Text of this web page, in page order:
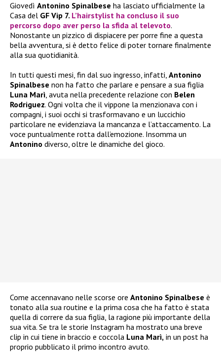
Giovedì Antonino Spinalbese ha lasciato ufficialmente la
Casa del GF Vip 7. L’hairstylist ha concluso il suo
percorso dopo aver perso la sfida al televoto.
Nonostante un pizzico di dispiacere per porre fine a questa
bella avventura, si è detto felice di poter tornare finalmente
alla sua quotidianità.
In tutti questi mesi, fin dal suo ingresso, infatti, Antonino
Spinalbese non ha fatto che parlare e pensare a sua figlia
Luna Marì, avuta nella precedente relazione con Belen
Rodriguez. Ogni volta che il vippone la menzionava con i
compagni, i suoi occhi si trasformavano e un luccichio
particolare ne evidenziava la mancanza e l’attaccamento. La
voce puntualmente rotta dall’emozione. Insomma un
Antonino diverso, oltre le dinamiche del gioco.
Come accennavano nelle scorse ore Antonino Spinalbese è
tonato alla sua routine e la prima cosa che ha fatto è stata
quella di correre da sua figlia, la ragione più importante della
sua vita. Se tra le storie Instagram ha mostrato una breve
clip in cui tiene in braccio e coccola Luna Marì, in un post ha
proprio pubblicato il primo incontro avuto.